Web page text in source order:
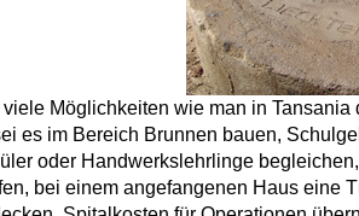
viele Möglichkeiten wie man in Tansania
es im Bereich Brunnen bauen,
oder Handwerkslehrlinge
bei einem angefangenen Haus eine